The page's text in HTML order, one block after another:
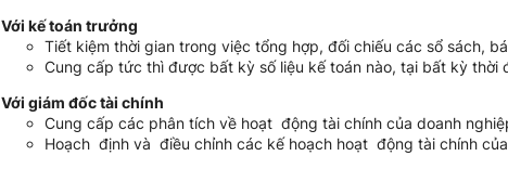
Với kế toán trưởng
Tiết kiệm thời gian trong việc tổng hợp, đối chiếu các sổ sách,
Cung cấp tức thì được bất kỳ số liệu kế toán nào, tại bất kỳ thời
Với giám đốc tài chính
Cung cấp các phân tích về hoạt động tài chính của doanh
Hoạch định và điều chỉnh các kế hoạch hoạt động tài chính